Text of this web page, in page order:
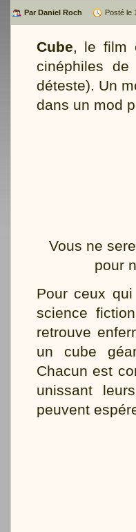
Par Daniel Roch Posté le
Cube, le film
cinéphiles
déteste). Un
dans un mod
Vous ne
pour
Pour ceux
science
retrouve
un cube
Chacun est
unissant
peuvent